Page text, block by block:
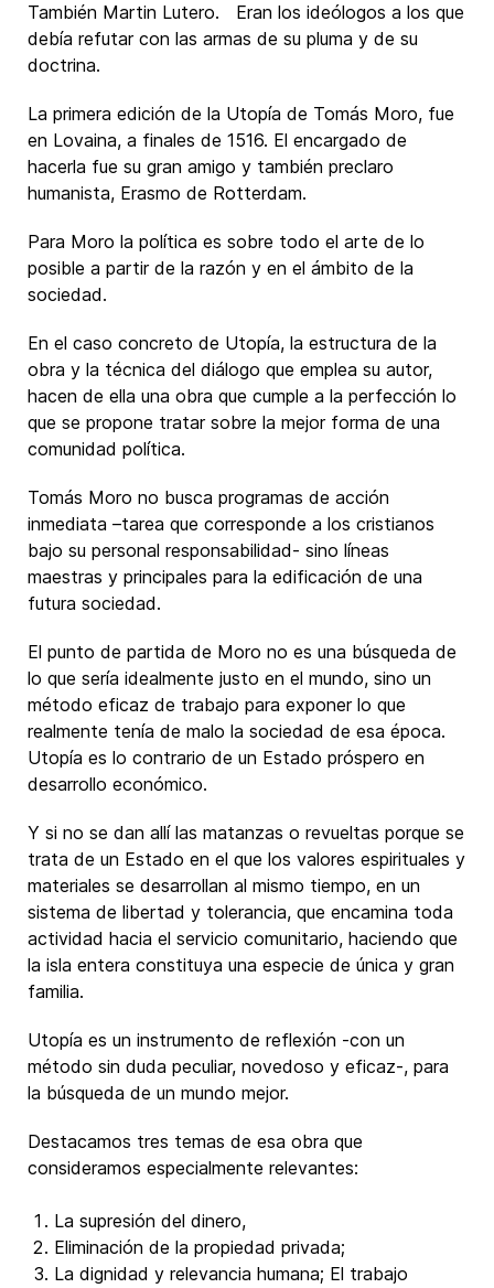
También Martin Lutero. Eran los ideólogos a los que
debía refutar con las armas de su pluma y de su
doctrina.
La primera edición de la Utopía de Tomás Moro, fue
en Lovaina, a finales de 1516. El encargado de
hacerla fue su gran amigo y también preclaro
humanista, Erasmo de Rotterdam.
Para Moro la política es sobre todo el arte de lo
posible a partir de la razón y en el ámbito de la
sociedad.
En el caso concreto de Utopía, la estructura de la
obra y la técnica del diálogo que emplea su autor,
hacen de ella una obra que cumple a la perfección lo
que se propone tratar sobre la mejor forma de una
comunidad política.
Tomás Moro no busca programas de acción
inmediata –tarea que corresponde a los cristianos
bajo su personal responsabilidad- sino líneas
maestras y principales para la edificación de una
futura sociedad.
El punto de partida de Moro no es una búsqueda de
lo que sería idealmente justo en el mundo, sino un
método eficaz de trabajo para exponer lo que
realmente tenía de malo la sociedad de esa época.
Utopía es lo contrario de un Estado próspero en
desarrollo económico.
Y si no se dan allí las matanzas o revueltas porque se
trata de un Estado en el que los valores espirituales y
materiales se desarrollan al mismo tiempo, en un
sistema de libertad y tolerancia, que encamina toda
actividad hacia el servicio comunitario, haciendo que
la isla entera constituya una especie de única y gran
familia.
Utopía es un instrumento de reflexión -con un
método sin duda peculiar, novedoso y eficaz-, para
la búsqueda de un mundo mejor.
Destacamos tres temas de esa obra que
consideramos especialmente relevantes:
La supresión del dinero,
Eliminación de la propiedad privada;
La dignidad y relevancia humana; El trabajo